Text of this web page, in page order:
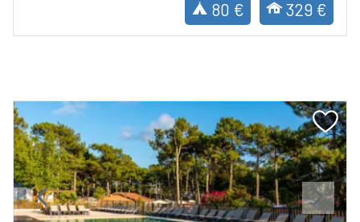
80 € 329 €
Previous Next